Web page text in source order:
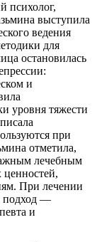
психолог,
выступила
ведения
для
остановилась
и
уровня тяжести
при
отметила,
лечебным
При лечении
подход —
и